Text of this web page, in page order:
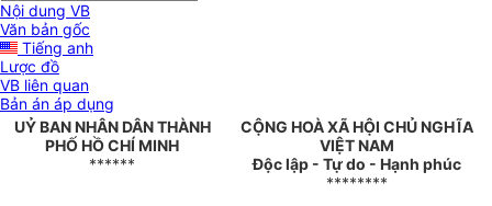
Nội dung VB
Văn bản gốc
Tiếng anh
Lược đồ
VB liên quan
Bản án áp dụng
UỶ BAN NHÂN DÂN THÀNH
PHỐ HỒ CHÍ MINH
******
CỘNG HOÀ XÃ HỘI CHỦ NGHĨA
VIỆT NAM
Độc lập - Tự do - Hạnh phúc
********